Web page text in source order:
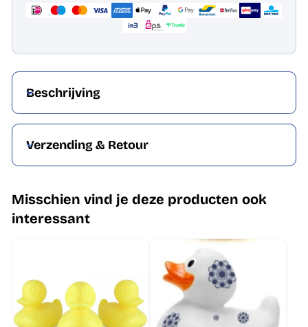
Beschrijving
Verzending & Retour
Misschien vind je deze producten ook
interessant